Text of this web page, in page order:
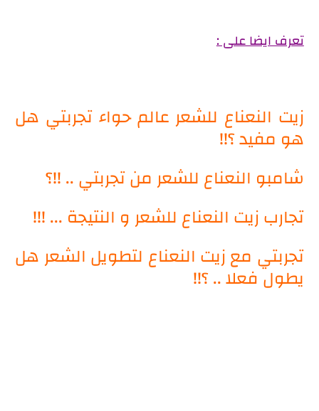
تعرف ايضا على :
زيت النعناع للشعر عالم حواء تجربتي هل
هو مفيد ؟!!
شامبو النعناع للشعر من تجربتي .. !!؟
تجارب زيت النعناع للشعر و النتيجة ... !!!
تجربتي مع زيت النعناع لتطويل الشعر هل
يطول فعلا .. ؟!!